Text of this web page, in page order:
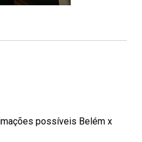
possíveis Belém x